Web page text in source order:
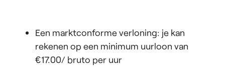
Een marktconforme verloning: je kan
rekenen op een minimum uurloon van
€17.00/ bruto per uur